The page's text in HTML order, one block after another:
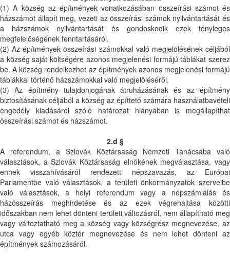
(1) A község az építmények vonatkozásában összeírási számot és
házszámot állapít meg, vezeti az összeírási számok nyilvántartását és
a házszámok nyilvántartását és gondoskodik ezek tényleges
megfelelőségének fenntartásáról.
(2) Az építmények összeírási számokkal való megjelölésének céljából
a község saját költségére azonos megjelenési formájú táblákat szerez
be. A község rendelkezhet az építmények azonos megjelenési formájú
táblákkal történő házszámokkal való megjelöléséről.
(3) Az építmény tulajdonjogának átruházásának és az építmény
biztosításának céljából a község az építtető számára használatbavételi
engedély kiadásáról szóló határozat hiányában is megállapíthat
összeírási számot és házszámot.
2.d §
A referendum, a Szlovák Köztársaság Nemzeti Tanácsába való
választások, a Szlovák Köztársaság elnökének megválasztása, vagy
ennek visszahívásáról rendezett népszavazás, az Európai
Parlamentbe való választások, a területi önkormányzatok szerveibe
való választások, a helyi referendum vagy a népszámlálás és
házösszeírás meghirdetése és az ezek végrehajtása közötti
időszakban nem lehet dönteni területi változásról, nem állapítható meg
vagy változtatható meg a község vagy községrész megnevezése, az
utca vagy egyéb köztér megnevezése és nem lehet dönteni az
építmények számozásáról.